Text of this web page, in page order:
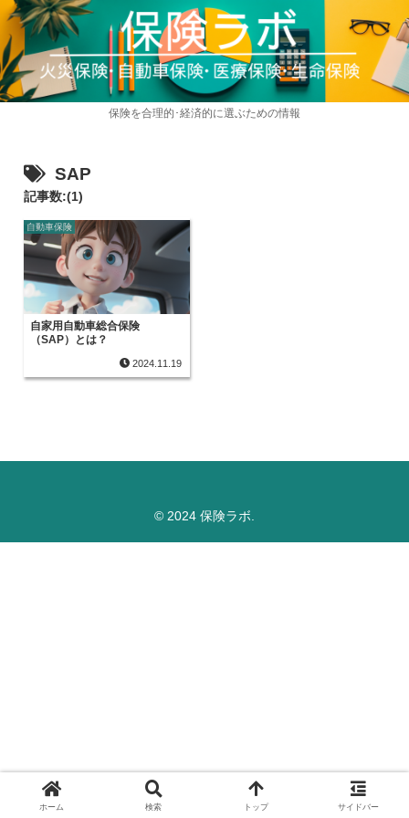
保険を合理的･経済的に選ぶための情報
SAP
記事数:(1)
自動車保険
自家用自動車総合保険
（SAP）とは？
2024.11.19
© 2024 保険ラボ.
ホーム 検索 トップ サイドバー